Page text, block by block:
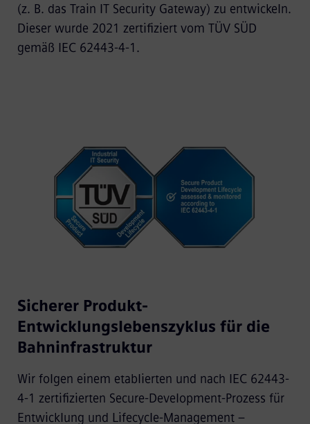
(z. B. das Train IT Security Gateway) zu entwickeln.
Dieser wurde 2021 zertifiziert vom TÜV SÜD
gemäß IEC 62443-4-1.
Sicherer Produkt-
Entwicklungslebenszyklus für die
Bahninfrastruktur
Wir folgen einem etablierten und nach IEC 62443-
4-1 zertifizierten Secure-Development-Prozess für
Entwicklung und Lifecycle-Management –